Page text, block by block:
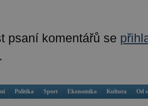
psaní komentářů se
.
Politika Sport Ekonomika Kultura Od